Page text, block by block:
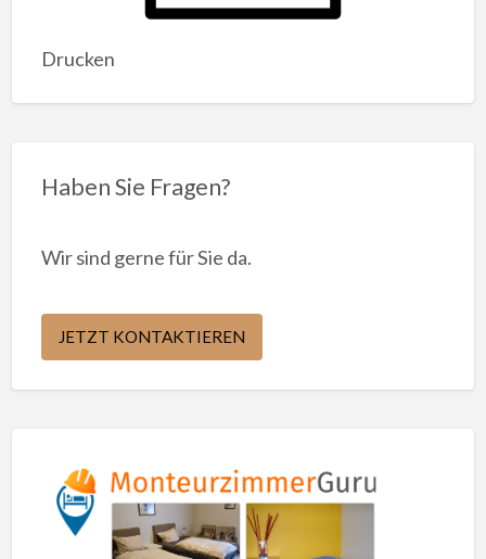
Drucken
Haben Sie Fragen?
Wir sind gerne für Sie da.
JETZT KONTAKTIEREN